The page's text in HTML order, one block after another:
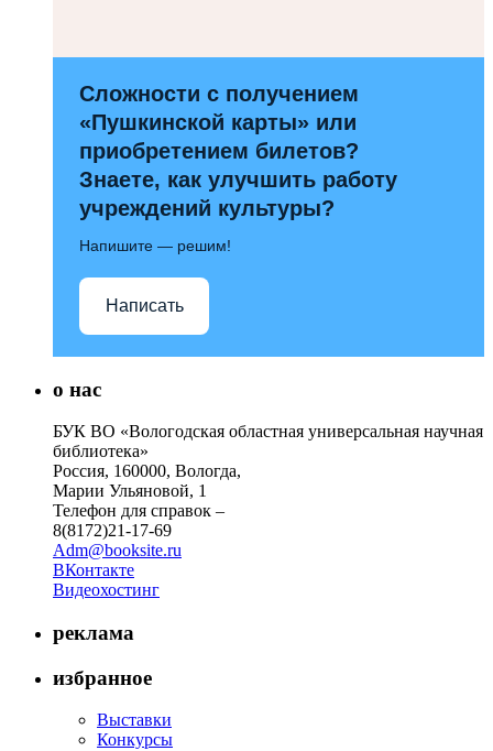
Сложности с получением
«Пушкинской карты» или
приобретением билетов?
Знаете, как улучшить работу
учреждений культуры?
Напишите — решим!
Написать
о нас
БУК ВО «Вологодская областная универсальная научная
библиотека»
Россия, 160000, Вологда,
Марии Ульяновой, 1
Телефон для справок –
8(8172)21-17-69
Adm@booksite.ru
ВКонтакте
Видеохостинг
реклама
избранное
Выставки
Конкурсы